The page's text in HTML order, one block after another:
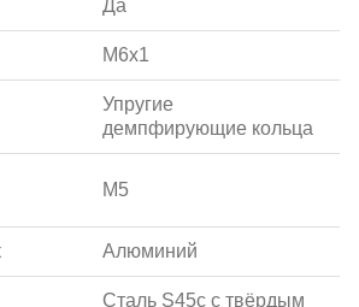
Да
M6x1
Упругие
демпфирующие кольца
M5
Алюминий
Сталь S45c с твёрдым